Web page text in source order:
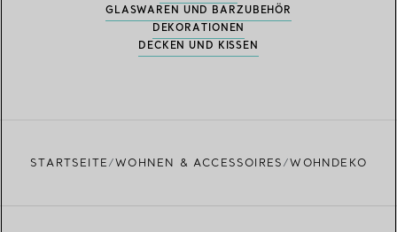
GLASWAREN UND BARZUBEHÖR
DEKORATIONEN
DECKEN UND KISSEN
STARTSEITE WOHNEN & ACCESSOIRES WOHNDEKO